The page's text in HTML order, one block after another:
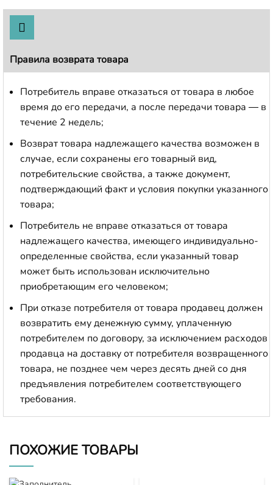
Правила возврата товара
Потребитель вправе отказаться от товара в любое
время до его передачи, а после передачи товара — в
течение 2 недель;
Возврат товара надлежащего качества возможен в
случае, если сохранены его товарный вид,
потребительские свойства, а также документ,
подтверждающий факт и условия покупки указанного
товара;
Потребитель не вправе отказаться от товара
надлежащего качества, имеющего индивидуально-
определенные свойства, если указанный товар
может быть использован исключительно
приобретающим его человеком;
При отказе потребителя от товара продавец должен
возвратить ему денежную сумму, уплаченную
потребителем по договору, за исключением расходов
продавца на доставку от потребителя возвращенного
товара, не позднее чем через десять дней со дня
предъявления потребителем соответствующего
требования.
ПОХОЖИЕ ТОВАРЫ